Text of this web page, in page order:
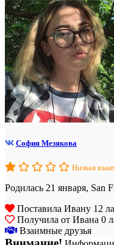
София Мезякова
Низкая
Родилась 21 января, San
Поставила Ивану 12
Получила от Ивана 0
Взаимные друзья